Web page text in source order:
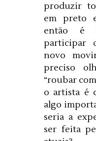
produzir
em preto
então é
participar
novo
preciso
“roubar
o artista é
algo
seria a
ser feita